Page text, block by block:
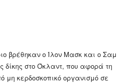
βρέθηκαν ο Ίλον Μασκ και ο Σαμ
δίκης στο Όκλαντ, που αφορά τη
μη κερδοσκοπικό οργανισμό σε